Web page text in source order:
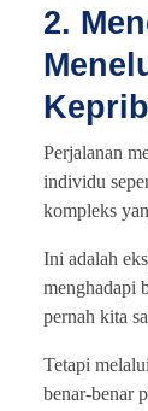
2.
Perjalanan
individu
kompleks
Ini adalah
menghadapi
pernah kita
Tetapi
benar-benar